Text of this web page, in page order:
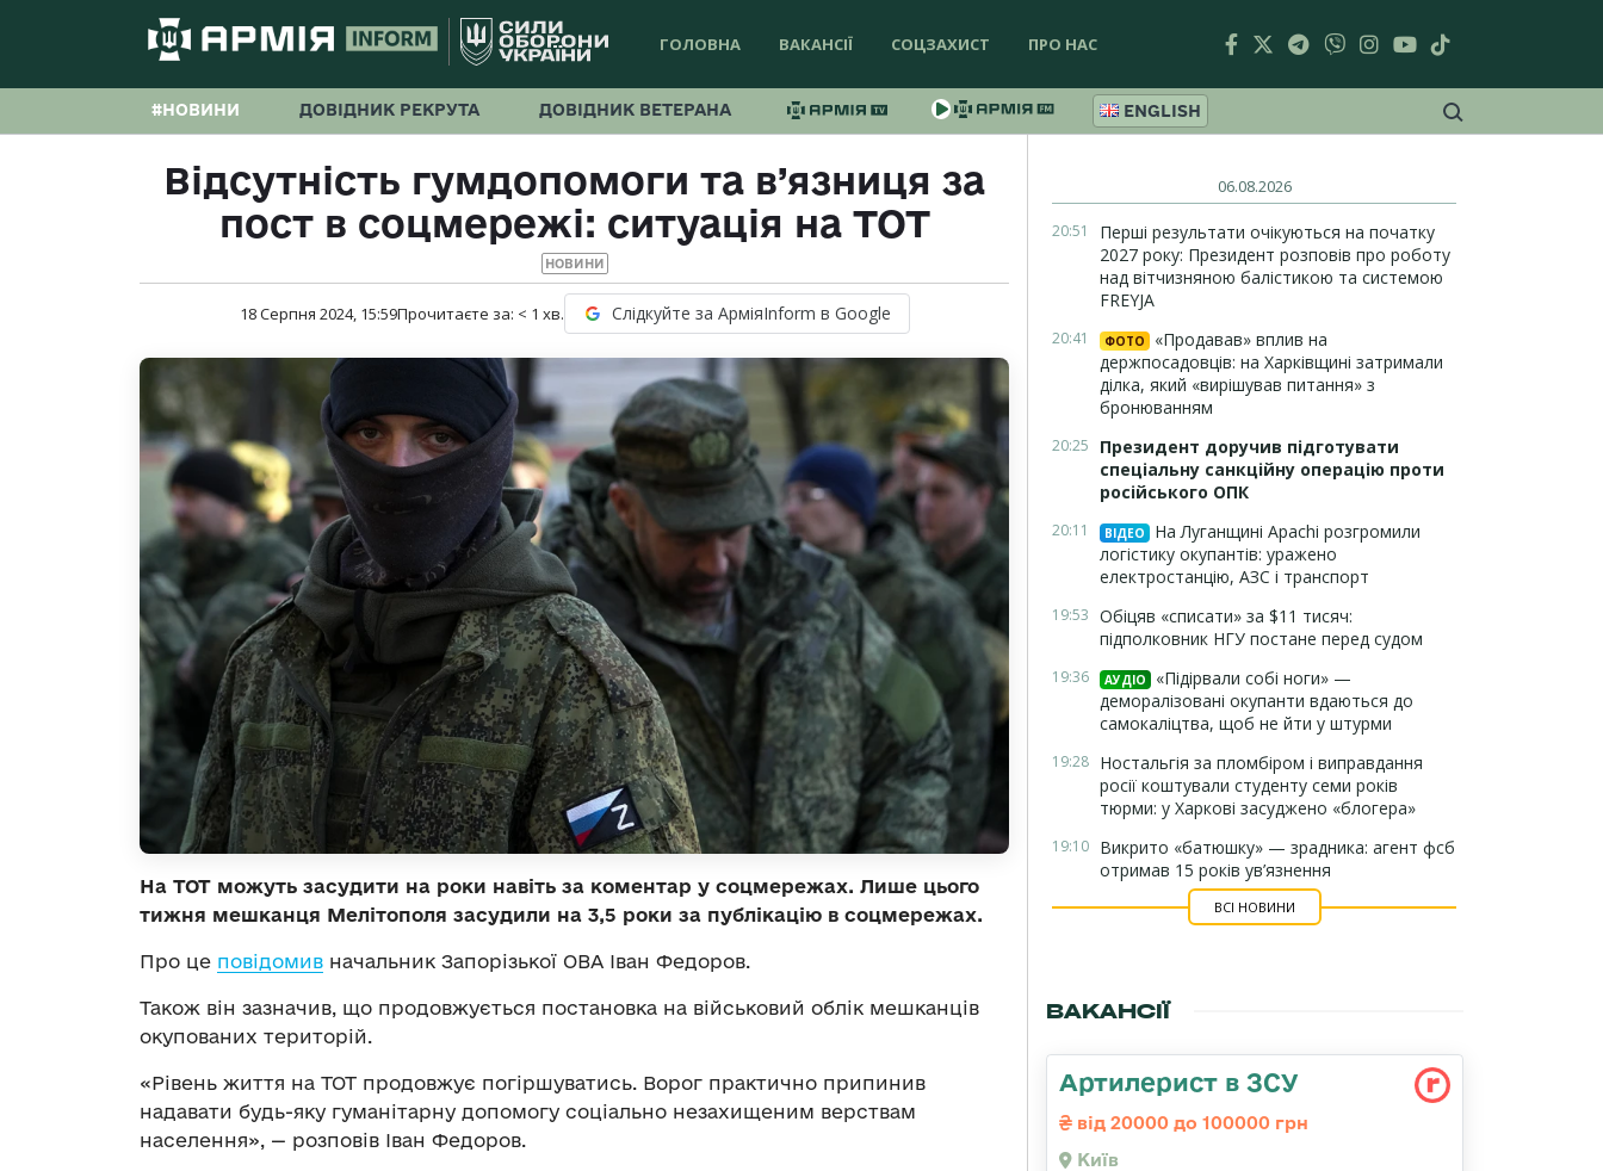
ГОЛОВНА ВАКАНСІЇ СОЦЗАХИСТ ПРО НАС
#НОВИНИ ДОВІДНИК РЕКРУТА ДОВІДНИК ВЕТЕРАНА ENGLISH
Відсутність гумдопомоги та в’язниця за
пост в соцмережі: ситуація на ТОТ
НОВИНИ
18 Серпня 2024, 15:59Прочитаєте за: < 1 хв. Слідкуйте за АрміяInform в Google
На ТОТ можуть засудити на роки навіть за коментар у соцмережах. Лише цього
тижня мешканця Мелітополя засудили на 3,5 роки за публікацію в соцмережах.
Про це повідомив начальник Запорізької ОВА Іван Федоров.
Також він зазначив, що продовжується постановка на військовий облік мешканців
окупованих територій.
«Рівень життя на ТОТ продовжує погіршуватись. Ворог практично припинив
надавати будь-яку гуманітарну допомогу соціально незахищеним верствам
населення», — розповів Іван Федоров.
06.08.2026
20:51
Перші результати очікуються на початку
2027 року: Президент розповів про роботу
над вітчизняною балістикою та системою
FREYJA
20:41 ФОТО
«Продавав» вплив на
держпосадовців: на Харківщині затримали
ділка, який «вирішував питання» з
бронюванням
20:25
Президент доручив підготувати
спеціальну санкційну операцію проти
російського ОПК
20:11 ВІДЕО
На Луганщині Apachi розгромили
логістику окупантів: уражено
електростанцію, АЗС і транспорт
19:53 Обіцяв «списати» за $11 тисяч:
підполковник НГУ постане перед судом
19:36 АУДІО
«Підірвали собі ноги» —
деморалізовані окупанти вдаються до
самокаліцтва, щоб не йти у штурми
19:28 Ностальгія за пломбіром і виправдання
росії коштували студенту семи років
тюрми: у Харкові засуджено «блогера»
19:10 Викрито «батюшку» — зрадника: агент фсб
отримав 15 років ув’язнення
ВСІ НОВИНИ
ВАКАНСІЇ
Артилерист в ЗСУ
від 20000 до 100000 грн
Київ